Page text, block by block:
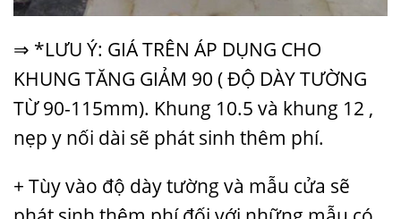
⇒ *LƯU Ý: GIÁ TRÊN ÁP DỤNG CHO
KHUNG TĂNG GIẢM 90 ( ĐỘ DÀY TƯỜNG
TỪ 90-115mm). Khung 10.5 và khung 12 ,
nẹp y nối dài sẽ phát sinh thêm phí.
+ Tùy vào độ dày tường và mẫu cửa sẽ